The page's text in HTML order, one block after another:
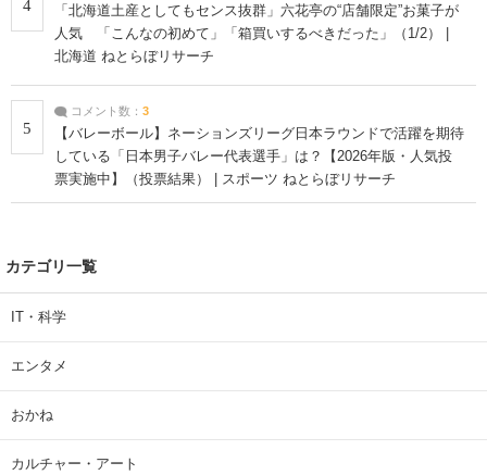
4
「北海道土産としてもセンス抜群」六花亭の“店舗限定”お菓子が
人気 「こんなの初めて」「箱買いするべきだった」（1/2） |
北海道 ねとらぼリサーチ
5
コメント数： 3
【バレーボール】ネーションズリーグ日本ラウンドで活躍を期待
している「日本男子バレー代表選手」は？【2026年版・人気投
票実施中】（投票結果） | スポーツ ねとらぼリサーチ
カテゴリ一覧
IT・科学
エンタメ
おかね
カルチャー・アート